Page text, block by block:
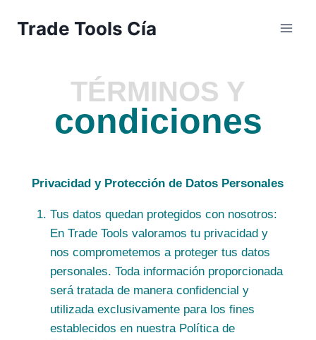
Trade Tools Cía
TÉRMINOS Y
condiciones
Privacidad y Protección de Datos Personales
Tus datos quedan protegidos con nosotros:
En Trade Tools valoramos tu privacidad y
nos comprometemos a proteger tus datos
personales. Toda información proporcionada
será tratada de manera confidencial y
utilizada exclusivamente para los fines
establecidos en nuestra Política de